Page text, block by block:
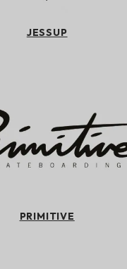
JESSUP
PRIMITIVE